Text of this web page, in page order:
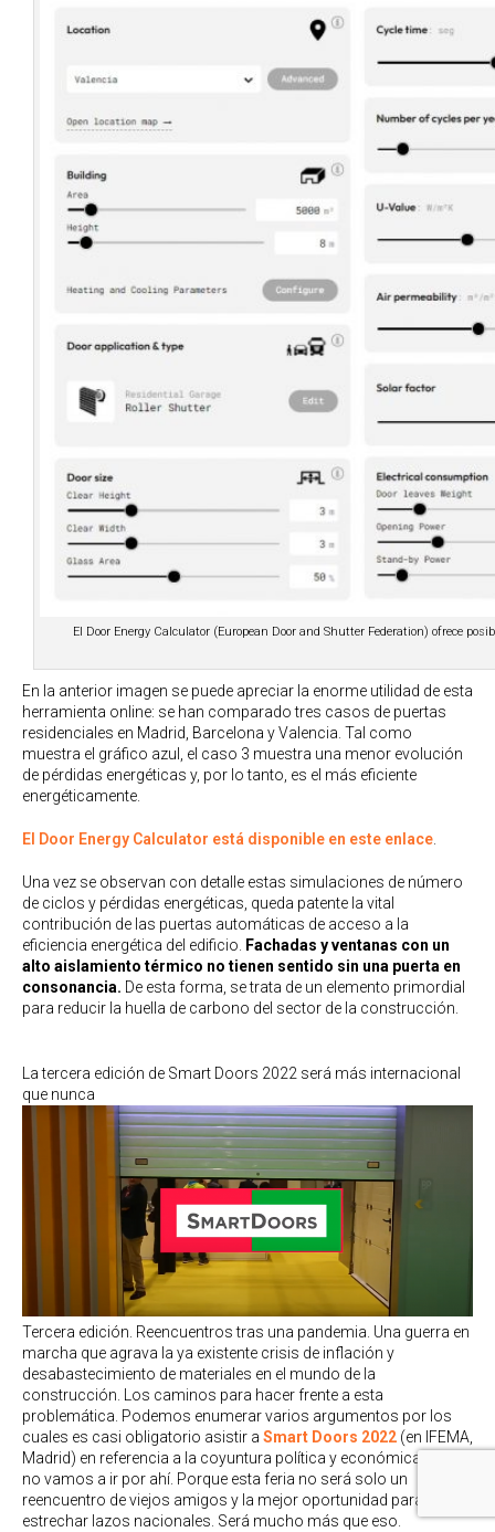
El Door Energy Calculator (European Door and Shutter Federation) ofrece
En la anterior imagen se puede apreciar la enorme utilidad de esta
herramienta online: se han comparado tres casos de puertas
residenciales en Madrid, Barcelona y Valencia. Tal como
muestra el gráfico azul, el caso 3 muestra una menor evolución
de pérdidas energéticas y, por lo tanto, es el más eficiente
energéticamente.
El Door Energy Calculator está disponible en este enlace
Una vez se observan con detalle estas simulaciones de número
de ciclos y pérdidas energéticas, queda patente la vital
contribución de las puertas automáticas de acceso a la
eficiencia energética del edificio.
Fachadas y ventanas con un
alto aislamiento térmico no tienen sentido sin una puerta en
consonancia. De esta forma, se trata de un elemento primordial
para reducir la huella de carbono del sector de la construcción.
La tercera edición de Smart Doors 2022 será más internacional
que nunca
Tercera edición. Reencuentros tras una pandemia. Una guerra en
marcha que agrava la ya existente crisis de inflación y
desabastecimiento de materiales en el mundo de la
construcción. Los caminos para hacer frente a esta
problemática. Podemos enumerar varios argumentos por los
cuales es casi obligatorio asistir a Smart Doors 2022 (en IFEMA,
Madrid) en referencia a la coyuntura política y económica, pero
no vamos a ir por ahí. Porque esta feria no será solo un
reencuentro de viejos amigos y la mejor oportunidad para
estrechar lazos nacionales. Será mucho más que eso.